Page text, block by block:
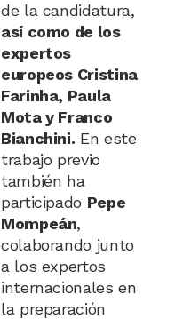
de la candidatura,
así como de los
expertos
europeos Cristina
Farinha, Paula
Mota y Franco
Bianchini. En este
trabajo previo
también ha
participado Pepe
Mompeán,
colaborando junto
a los expertos
internacionales en
la preparación